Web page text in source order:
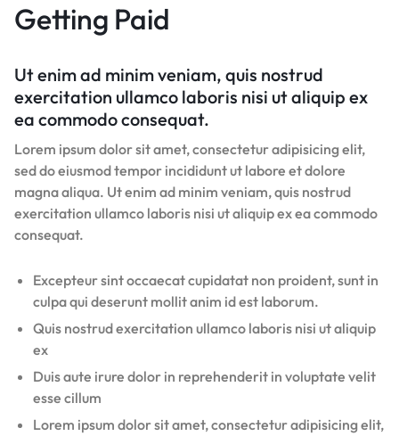
Getting Paid
Ut enim ad minim veniam, quis nostrud
exercitation ullamco laboris nisi ut aliquip ex
ea commodo consequat.
Lorem ipsum dolor sit amet, consectetur adipisicing elit,
sed do eiusmod tempor incididunt ut labore et dolore
magna aliqua. Ut enim ad minim veniam, quis nostrud
exercitation ullamco laboris nisi ut aliquip ex ea commodo
consequat.
Excepteur sint occaecat cupidatat non proident, sunt in
culpa qui deserunt mollit anim id est laborum.
Quis nostrud exercitation ullamco laboris nisi ut aliquip
ex
Duis aute irure dolor in reprehenderit in voluptate velit
esse cillum
Lorem ipsum dolor sit amet, consectetur adipisicing elit,